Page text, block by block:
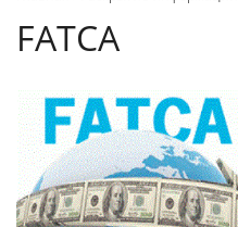
FATCA